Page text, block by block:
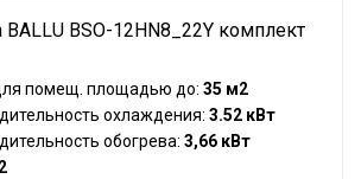
BALLU BSO-12HN8_22Y комплект
помещ. площадью до: 35 м2
охлаждения: 3.52 кВт
обогрева: 3,66 кВт